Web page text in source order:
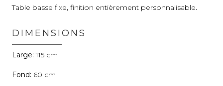
Table basse fixe, finition entièrement personnalisable.
DIMENSIONS
115
60